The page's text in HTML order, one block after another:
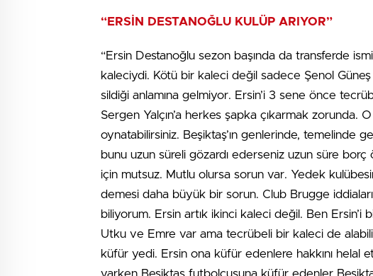
“ERSİN DESTANOĞLU KULÜP ARIYOR”
“Ersin Destanoğlu sezon başında da transferde
kaleciydi. Kötü bir kaleci değil sadece Şenol
sildiği anlamına gelmiyor. Ersin’i 3 sene önce
Sergen Yalçın’a herkes şapka çıkarmak zorunda.
oynatabilirsiniz. Beşiktaş’ın genlerinde, temelinde
bunu uzun süreli gözardı ederseniz uzun süre borç
için mutsuz. Mutlu olursa sorun var. Yedek
demesi daha büyük bir sorun. Club Brugge iddiaları
biliyorum. Ersin artık ikinci kaleci değil. Ben
Utku ve Emre var ama tecrübeli bir kaleci de
küfür yedi. Ersin ona küfür edenlere hakkını helal
varken Beşiktaş futbolcusuna küfür edenler